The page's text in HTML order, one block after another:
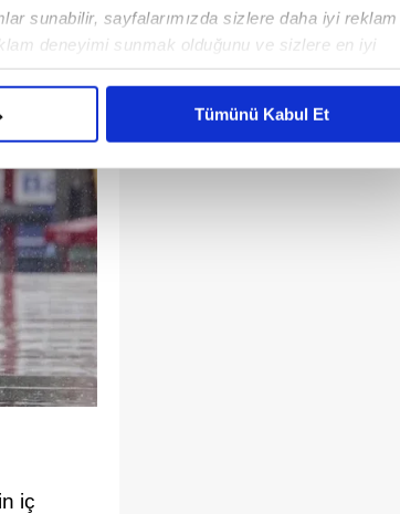
sunabilir, sayfalarımızda sizlere daha iyi reklam
deneyimi sunmak olduğunu ve sizlere en iyi
noktada, reklamların maliyetlerimizi karşılamak
üçüncü kişilere ait çerezler kullanılmaktadır. Bu
çerezler bilgi toplumu hizmetlerinin sunulması
ve kişiselleştirilmesi ve sizlere yönelik
rızanız dahilinde kullanılacaktır.
Çerezlere ilişkin detaylı bilgi için Ayarlar
Tümünü Kabul Et
iç